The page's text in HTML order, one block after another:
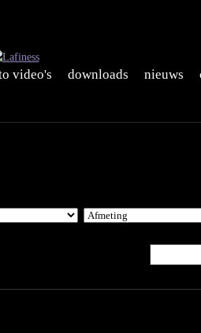
video's downloads nieuws